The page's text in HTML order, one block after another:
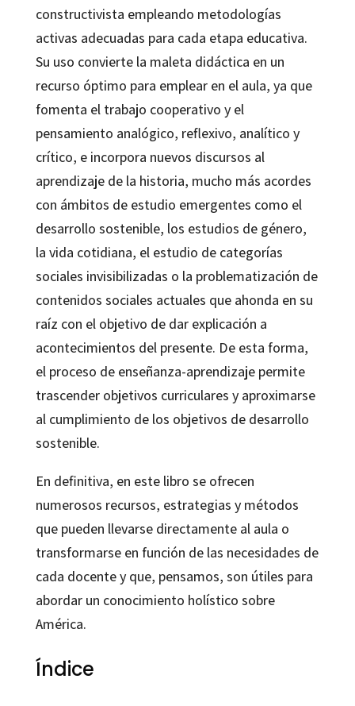
constructivista empleando metodologías
activas adecuadas para cada etapa educativa.
Su uso convierte la maleta didáctica en un
recurso óptimo para emplear en el aula, ya que
fomenta el trabajo cooperativo y el
pensamiento analógico, reflexivo, analítico y
crítico, e incorpora nuevos discursos al
aprendizaje de la historia, mucho más acordes
con ámbitos de estudio emergentes como el
desarrollo sostenible, los estudios de género,
la vida cotidiana, el estudio de categorías
sociales invisibilizadas o la problematización de
contenidos sociales actuales que ahonda en su
raíz con el objetivo de dar explicación a
acontecimientos del presente. De esta forma,
el proceso de enseñanza-aprendizaje permite
trascender objetivos curriculares y aproximarse
al cumplimiento de los objetivos de desarrollo
sostenible.
En definitiva, en este libro se ofrecen
numerosos recursos, estrategias y métodos
que pueden llevarse directamente al aula o
transformarse en función de las necesidades de
cada docente y que, pensamos, son útiles para
abordar un conocimiento holístico sobre
América.
Índice